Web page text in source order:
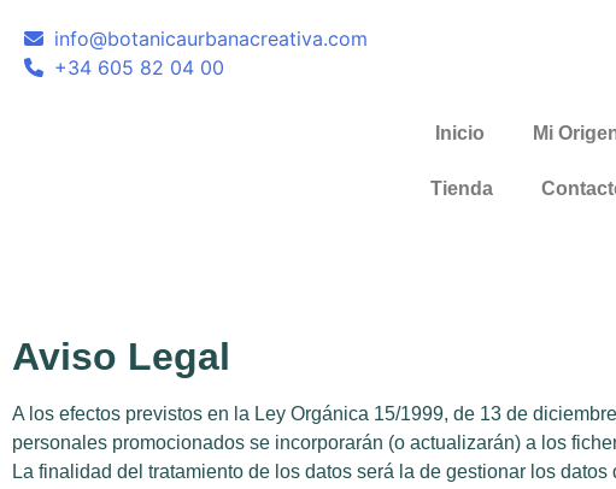
info@botanicaurbanacreativa.com
+34 605 82 04 00
Inicio Mi
Tienda
Aviso Legal
A los efectos previstos en la Ley Orgánica 15/1999, de 13 de
personales promocionados se incorporarán (o actualizarán) a los
La finalidad del tratamiento de los datos será la de gestionar los